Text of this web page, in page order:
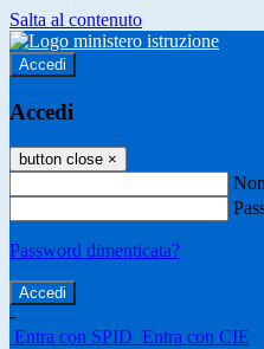
Salta al contenuto
Accedi
Accedi
button close ×
Password dimenticata?
-
Entra con SPID Entra con CIE